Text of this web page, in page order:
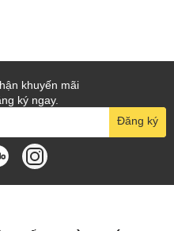
khuyến mãi
ký ngay.
Đăng ký